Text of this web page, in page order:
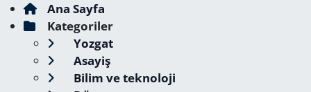
Ana Sayfa
Kategoriler
Yozgat
Asayiş
Bilim ve teknoloji